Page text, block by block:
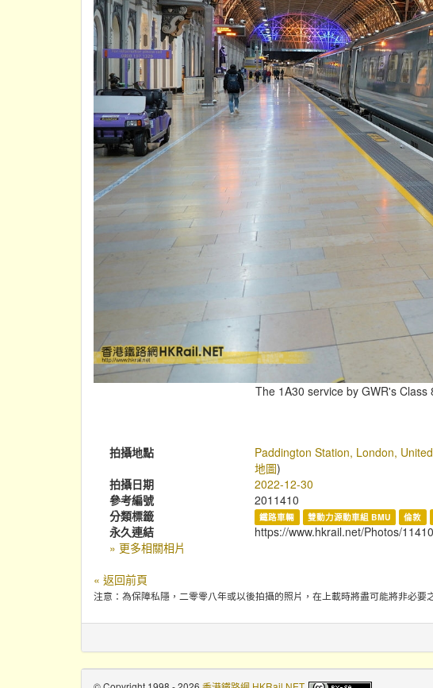
The 1A30 service by GWR's
拍攝地點 Paddington Station, London,
地圖)
拍攝日期
2022-12-30
參考編號
2011410
分類標籤
鐵路車輛 雙動力源動車組 BMU 倫敦
永久連結
https://www.hkrail.net/Photos/
» 更多相關相片
« 返回前頁
注意：為保障私隱，二零零八年或以後拍攝的照片，在上載時將盡可能將非必要